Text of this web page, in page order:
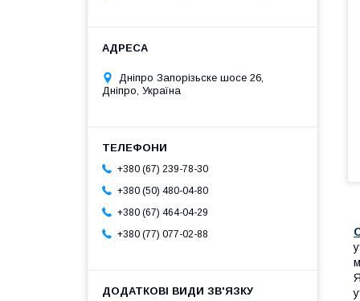
Дніпро Запорізьске шосе 26,
Дніпро, Україна
+380 (67) 239-78-30
+380 (50) 480-04-80
+380 (67) 464-04-29
+380 (77) 077-02-88